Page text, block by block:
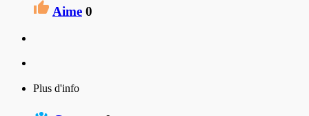
Aime 0
Plus d'info